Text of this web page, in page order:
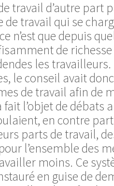
travail d’autre part
de travail qui se
n’est que depuis
de
les
le conseil avait
de travail afin de
l’objet de débats
en contre
parts de travail,
l’ensemble des
moins. Ce
en guise de